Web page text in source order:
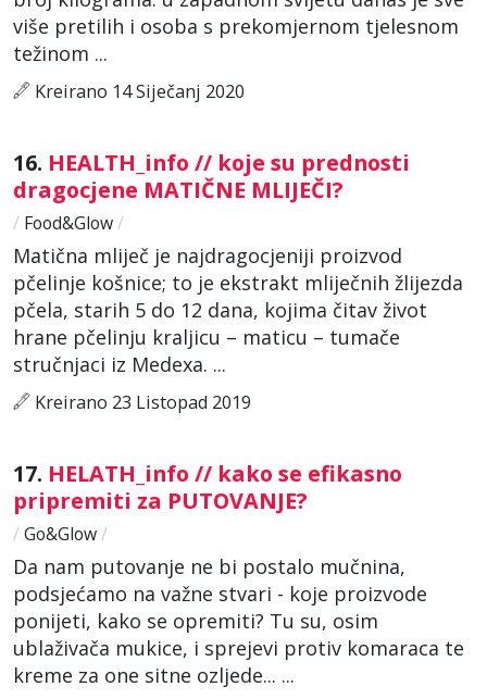
više pretilih i osoba s prekomjernom tjelesnom
težinom ...
Kreirano 14 Siječanj 2020
16. HEALTH_info // koje su prednosti
dragocjene MATIČNE MLIJEČI?
/ Food&Glow/
Matična mliječ je najdragocjeniji proizvod
pčelinje košnice; to je ekstrakt mliječnih žlijezda
pčela, starih 5 do 12 dana, kojima čitav život
hrane pčelinju kraljicu – maticu – tumače
stručnjaci iz Medexa. ...
Kreirano 23 Listopad 2019
17. HELATH_info // kako se efikasno
pripremiti za PUTOVANJE?
/ Go&Glow/
Da nam putovanje ne bi postalo mučnina,
podsjećamo na važne stvari - koje proizvode
ponijeti, kako se opremiti? Tu su, osim
ublaživača mukice, i sprejevi protiv komaraca te
kreme za one sitne ozljede... ...